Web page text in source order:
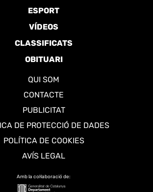
ESPORT
VÍDEOS
CLASSIFICATS
OBITUARI
QUI SOM
CONTACTE
PUBLICITAT
DE PROTECCIÓ DE DADES
POLÍTICA DE COOKIES
AVÍS LEGAL
Amb la col·laboració de: